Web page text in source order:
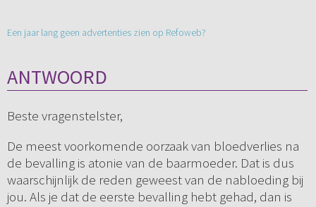
Een jaar lang geen advertenties zien op Refoweb?
ANTWOORD
Beste vragenstelster,
De meest voorkomende oorzaak van bloedverlies na
de bevalling is atonie van de baarmoeder. Dat is dus
waarschijnlijk de reden geweest van de nabloeding bij
jou. Als je dat de eerste bevalling hebt gehad, dan is